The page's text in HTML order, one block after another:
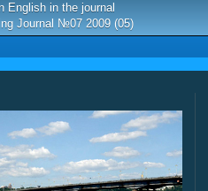
English in the journal
Journal №07 2009 (05)